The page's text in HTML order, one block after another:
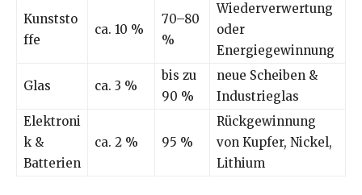
Kunststo
ffe
ca. 10 %
70–80
%
Wiederverwertung
oder
Energiegewinnung
Glas ca. 3 %
bis zu
90 %
neue Scheiben &
Industrieglas
Elektroni
k &
Batterien
ca. 2 % 95 %
Rückgewinnung
von Kupfer, Nickel,
Lithium